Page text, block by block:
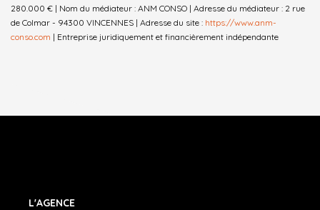
280.000 € | Nom du médiateur : ANM CONSO | Adresse du médiateur : 2 rue
de Colmar - 94300 VINCENNES | Adresse du site : https://www.anm-
conso.com | Entreprise juridiquement et financièrement indépendante
L'AGENCE